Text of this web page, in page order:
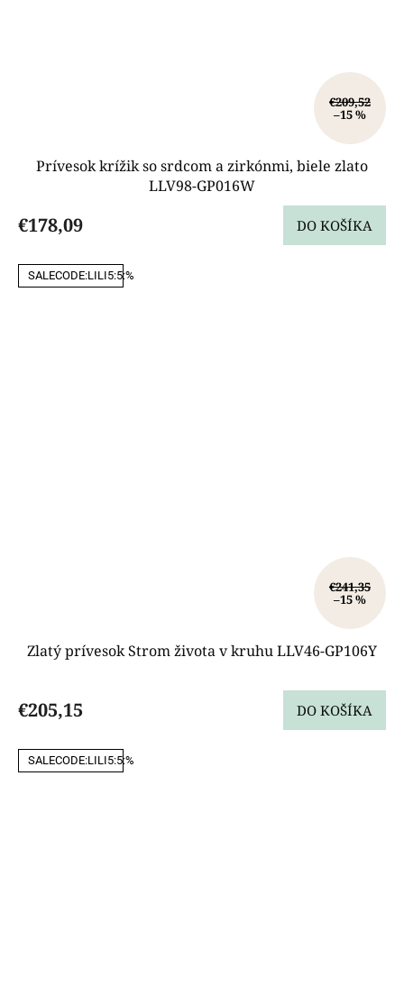
€209,52
–15 %
Prívesok krížik so srdcom a zirkónmi, biele zlato
LLV98-GP016W
€178,09 DO KOŠÍKA
SALECODE:LILI5:5:%
€241,35
–15 %
Zlatý prívesok Strom života v kruhu LLV46-GP106Y
€205,15 DO KOŠÍKA
SALECODE:LILI5:5:%